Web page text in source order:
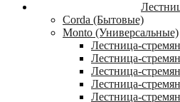
Corda (Бытовые)
Monto (Универсальные)
Лестница-
Лестница-
Лестница-
Лестница-
Лестница-